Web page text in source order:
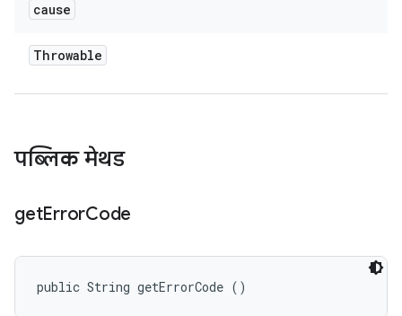
cause
Throwable
पब्लिक मेथड
getErrorCode
public String getErrorCode ()